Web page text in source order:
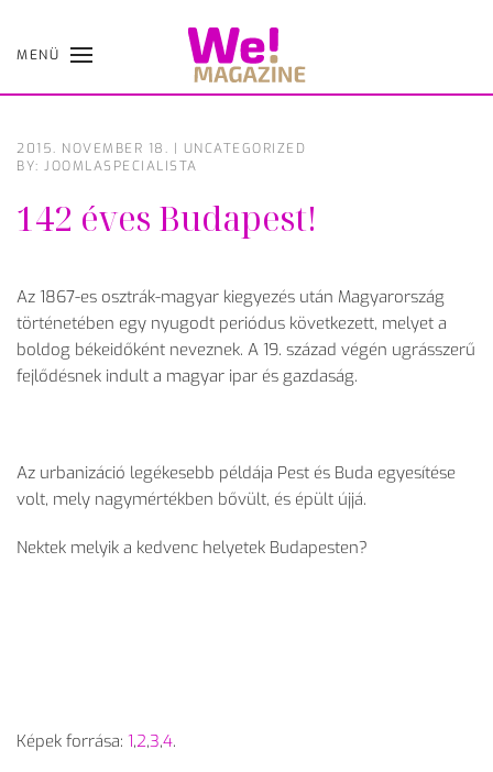
Skip
MENÜ
2015. NOVEMBER 18. | UNCATEGORIZED
BY: JOOMLASPECIALISTA
142 éves Budapest!
Az 1867-es osztrák-magyar kiegyezés után Magyarország
történetében egy nyugodt periódus következett, melyet a
boldog békeidőként neveznek. A 19. század végén ugrásszerű
fejlődésnek indult a magyar ipar és gazdaság.
Az urbanizáció legékesebb példája Pest és Buda egyesítése
volt, mely nagymértékben bővült, és épült újjá.
Nektek melyik a kedvenc helyetek Budapesten?
Képek forrása: 1,2,3,4.